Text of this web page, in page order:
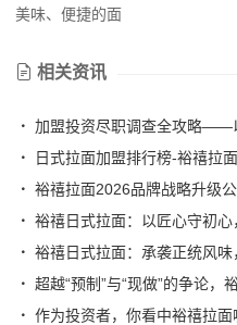
美味、便捷的面
相关资讯
加盟投资尽职调查全攻略——以裕禧拉面为例，教
日式拉面加盟排行榜-裕禧拉面
裕禧拉面2026品牌战略升级公告：夯实内功，实现
裕禧日式拉面：以匠心守初心，打造健康美味
裕禧日式拉面：承袭正统风味，领创多元模式
超越“预制”与“现做”的争论，裕禧拉面专注为您提供一
作为投资者，你看中裕禧拉面